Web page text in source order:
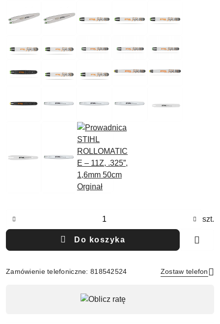
szt.
Do koszyka
Zamówienie telefoniczne: 818542524 Zostaw telefon